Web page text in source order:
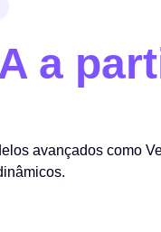
a
avançados como